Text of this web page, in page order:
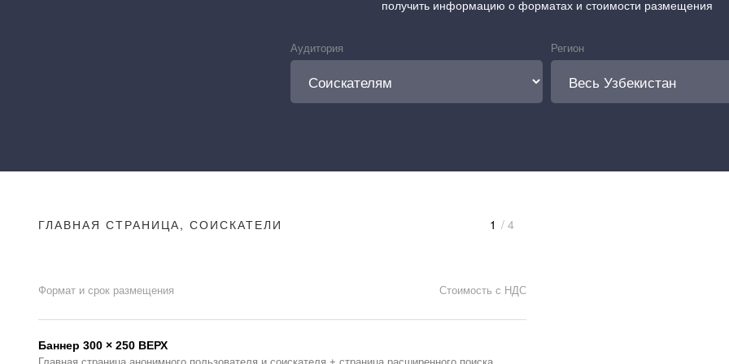
получить информацию о форматах и стоимости размещения
Аудитория Регион
1 / 4
ГЛАВНАЯ СТРАНИЦА, СОИСКАТЕЛИ
Формат и срок размещения Стоимость с НДС
Баннер 300 × 250 ВЕРХ